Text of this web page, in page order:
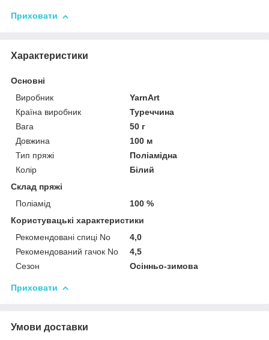
Приховати
Характеристики
Основні
Виробник
YarnArt
Країна виробник
Туреччина
Вага
50 г
Довжина
100 м
Тип пряжі
Поліамідна
Колір
Білий
Склад пряжі
Поліамід
100 %
Користувацькі характеристики
Рекомендовані спиці No
4,0
Рекомендований гачок No
4,5
Сезон
Осінньо-зимова
Приховати
Умови доставки